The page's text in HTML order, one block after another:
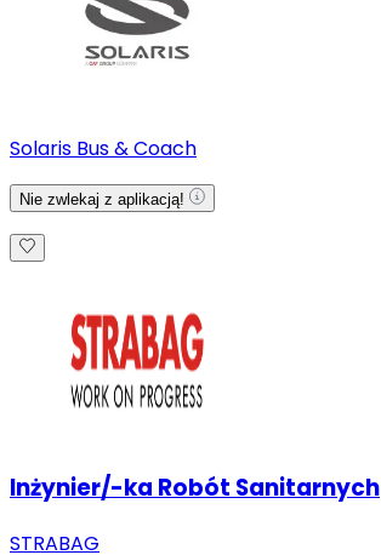
Solaris Bus & Coach
Nie zwlekaj z aplikacją!
Inżynier/-ka Robót Sanitarnych
STRABAG